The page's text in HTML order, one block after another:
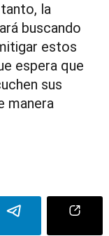
la
buscando
estos
espera que
sus
manera